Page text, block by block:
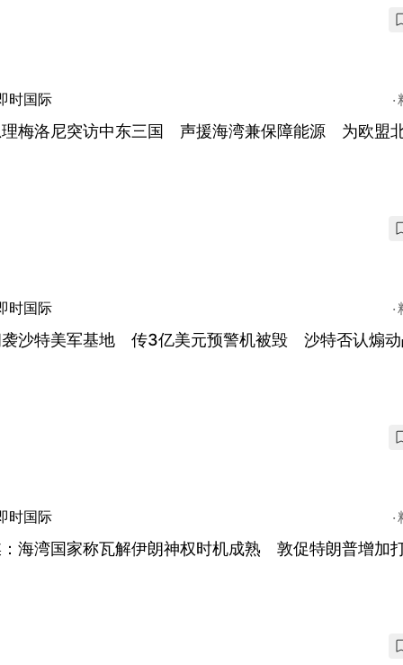
时国际
梅洛尼突访中东三国 声援海湾兼保障能源 为欧盟
时国际
沙特美军基地 传3亿美元预警机被毁 沙特否认煽动
时国际
海湾国家称瓦解伊朗神权时机成熟 敦促特朗普增加